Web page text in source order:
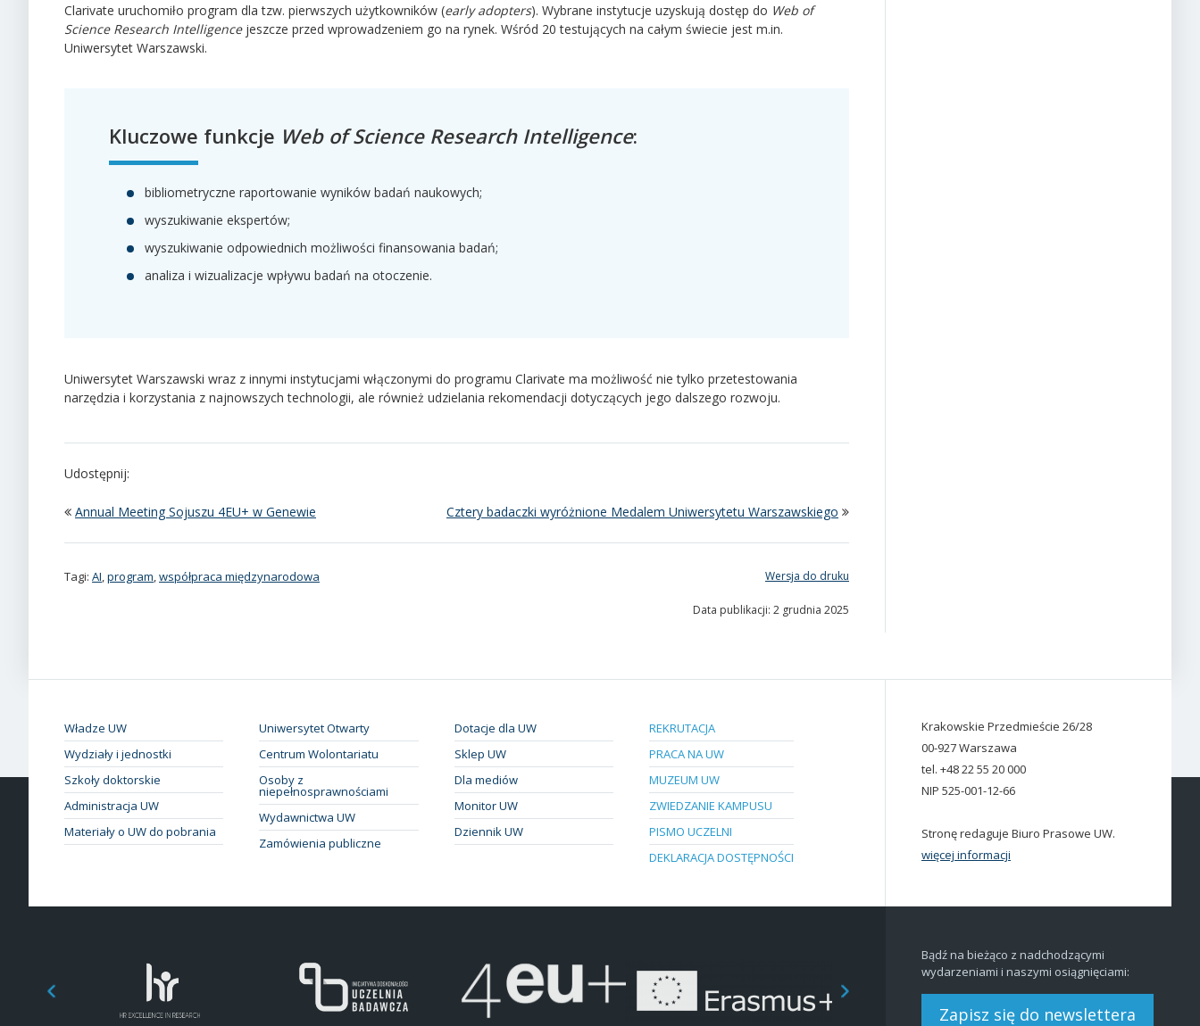
Clarivate uruchomiło program dla tzw. pierwszych użytkowników (early adopters). Wybrane instytucje uzyskują dostęp do Web of
Science Research Intelligencejeszcze przed wprowadzeniem go na rynek. Wśród 20 testujących na całym świecie jest m.in.
Uniwersytet Warszawski.
Kluczowe funkcje Web of Science Research Intelligence:
bibliometryczne raportowanie wyników badań naukowych;
wyszukiwanie ekspertów;
wyszukiwanie odpowiednich możliwości finansowania badań;
analiza i wizualizacje wpływu badań na otoczenie.
Uniwersytet Warszawski wraz z innymi instytucjami włączonymi do programu Clarivate ma możliwość nie tylko przetestowania
narzędzia i korzystania z najnowszych technologii, ale również udzielania rekomendacji dotyczących jego dalszego rozwoju.
Udostępnij:
Annual Meeting Sojuszu 4EU+ w Genewie Cztery badaczki wyróżnione Medalem Uniwersytetu Warszawskiego
Tagi: AI,program,współpraca międzynarodowa Wersja do druku
Data publikacji: 2 grudnia 2025
Władze UW
Wydziały i jednostki
Szkoły doktorskie
Administracja UW
Materiały o UW do pobrania
Uniwersytet Otwarty
Centrum Wolontariatu
Osoby z
niepełnosprawnościami
Wydawnictwa UW
Zamówienia publiczne
Dotacje dla UW
Sklep UW
Dla mediów
Monitor UW
Dziennik UW
REKRUTACJA
PRACA NA UW
MUZEUM UW
ZWIEDZANIE KAMPUSU
PISMO UCZELNI
DEKLARACJA DOSTĘPNOŚCI
Krakowskie Przedmieście 26/28
00-927 Warszawa
tel. +48 22 55 20 000
NIP 525-001-12-66
Stronę redaguje Biuro Prasowe UW.
więcej informacji
Bądź na bieżąco z nadchodzącymi
wydarzeniami i naszymi osiągnięciami:
Zapisz się do newslettera